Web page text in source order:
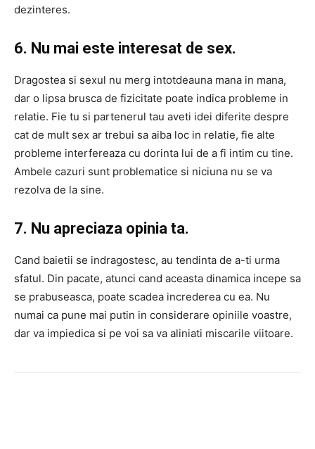
dezinteres.
6. Nu mai este interesat de sex.
Dragostea si sexul nu merg intotdeauna mana in mana,
dar o lipsa brusca de fizicitate poate indica probleme in
relatie. Fie tu si partenerul tau aveti idei diferite despre
cat de mult sex ar trebui sa aiba loc in relatie, fie alte
probleme interfereaza cu dorinta lui de a fi intim cu tine.
Ambele cazuri sunt problematice si niciuna nu se va
rezolva de la sine.
7. Nu apreciaza opinia ta.
Cand baietii se indragostesc, au tendinta de a-ti urma
sfatul. Din pacate, atunci cand aceasta dinamica incepe sa
se prabuseasca, poate scadea increderea cu ea. Nu
numai ca pune mai putin in considerare opiniile voastre,
dar va impiedica si pe voi sa va aliniati miscarile viitoare.